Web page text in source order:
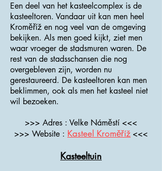
Een deel van het kasteelcomplex is de
kasteeltoren. Vandaar uit kan men heel
Kroměříž en nog veel van de omgeving
bekijken. Als men goed kijkt, ziet men
waar vroeger de stadsmuren waren. De
rest van de stadsschansen die nog
overgebleven zijn, worden nu
gerestaureerd. De kasteeltoren kan men
beklimmen, ook als men het kasteel niet
wil bezoeken.
>>> Adres : Velke Náměstí <<<
>>> Website : Kasteel Kroměříž <<<
Kasteeltuin